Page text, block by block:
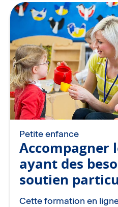
Petite enfance
Accompagner
ayant des
soutien
Cette formation en